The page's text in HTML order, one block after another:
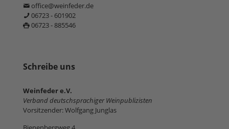
office@weinfeder.de
06723 - 601902
06723 - 885546
Schreibe uns
Weinfeder e.V.
Verband deutschsprachiger Weinpublizisten
Vorsitzender: Wolfgang Junglas